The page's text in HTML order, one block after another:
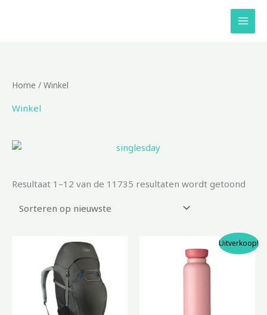
Home / Winkel
Winkel
Resultaat 1–12 van de 11735 resultaten wordt getoond
Uitverkoop!
Oorspronkelijke
prijs
was:
€34.99.
Huidige
prijs
is:
€27.99.